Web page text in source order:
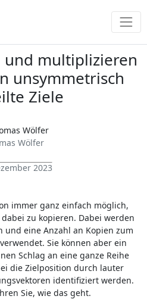
und multiplizieren
unsymmetrisch
Ziele
Wölfer
2023
immer ganz einfach möglich,
zu kopieren. Dabei werden
und eine Anzahl an Kopien zum
Sie können aber ein
Schlag an eine ganze Reihe
die Zielposition durch lauter
identifiziert werden.
Sie, wie das geht.